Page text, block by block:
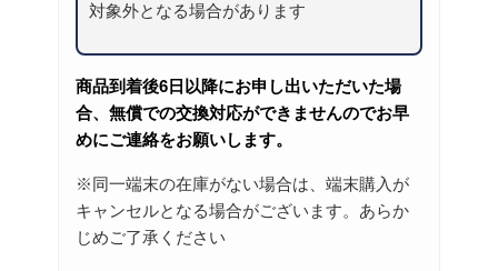
対象外となる場合があります
商品到着後6日以降にお申し出いただいた場
合、無償での交換対応ができませんのでお早
めにご連絡をお願いします。
※同一端末の在庫がない場合は、端末購入が
キャンセルとなる場合がございます。あらか
じめご了承ください